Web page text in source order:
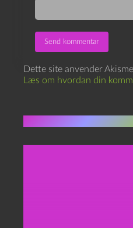
Dette site anvender
Læs om hvordan din